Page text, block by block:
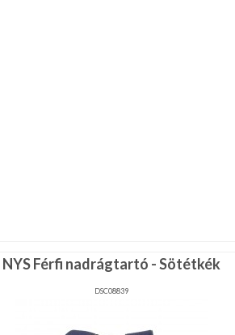
NYS Férfi nadrágtartó - Sötétkék
DSC08839